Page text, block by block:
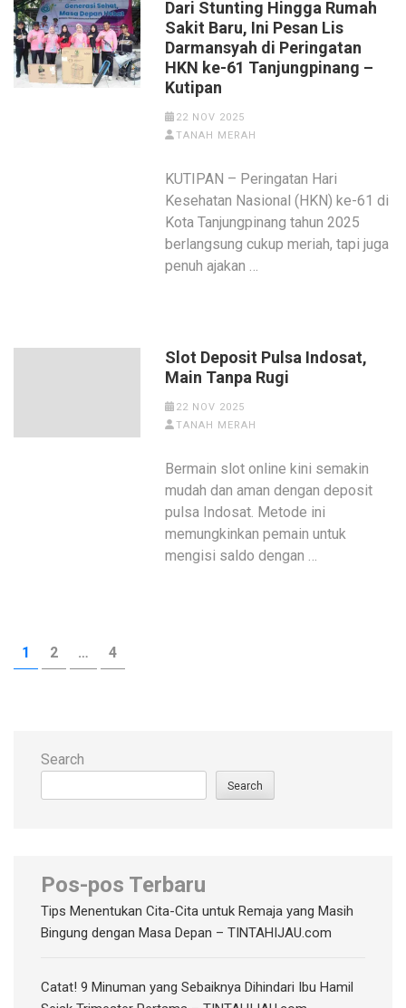
Dari Stunting Hingga Rumah
Sakit Baru, Ini Pesan Lis
Darmansyah di Peringatan
HKN ke-61 Tanjungpinang –
Kutipan
22 NOV 2025
TANAH MERAH
KUTIPAN – Peringatan Hari
Kesehatan Nasional (HKN) ke-61 di
Kota Tanjungpinang tahun 2025
berlangsung cukup meriah, tapi juga
penuh ajakan …
Slot Deposit Pulsa Indosat,
Main Tanpa Rugi
22 NOV 2025
TANAH MERAH
Bermain slot online kini semakin
mudah dan aman dengan deposit
pulsa Indosat. Metode ini
memungkinkan pemain untuk
mengisi saldo dengan …
Posts
pagination
PAGE
1 PAGE
2 … PAGE
4
Search
Search
Pos-pos Terbaru
Tips Menentukan Cita-Cita untuk Remaja yang Masih
Bingung dengan Masa Depan – TINTAHIJAU.com
Catat! 9 Minuman yang Sebaiknya Dihindari Ibu Hamil